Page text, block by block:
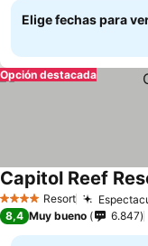
Elige fechas para
Opción destacada
4 EstrellasResort
Capitol Reef
8,4 Muy bueno 6.847